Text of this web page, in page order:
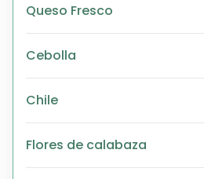
Queso Fresco
Cebolla
Chile
Flores de calabaza